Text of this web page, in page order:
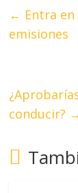
← Entra
emisiones
conducir?